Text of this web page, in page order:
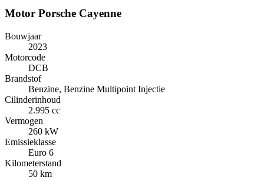
Motor Porsche Cayenne
Bouwjaar
2023
Motorcode
DCB
Brandstof
Benzine, Benzine Multipoint Injectie
Cilinderinhoud
2.995 cc
Vermogen
260 kW
Emissieklasse
Euro 6
Kilometerstand
50 km